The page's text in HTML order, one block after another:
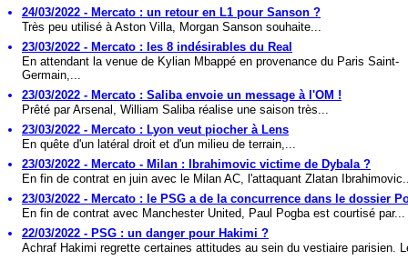
24/03/2022 - Mercato : un retour en L1 pour Sanson ?
Très peu utilisé à Aston Villa, Morgan Sanson souhaite...
23/03/2022 - Mercato : les 8 indésirables du Real
En attendant la venue de Kylian Mbappé en provenance du Paris Saint-
Germain,...
23/03/2022 - Mercato : Saliba envoie un message à l'OM !
Prêté par Arsenal, William Saliba réalise une saison très...
23/03/2022 - Mercato : Lyon veut piocher à Lens
En quête d'un latéral droit et d'un milieu de terrain,...
23/03/2022 - Mercato - Milan : Ibrahimovic victime de Dybala ?
En fin de contrat en juin avec le Milan AC, l'attaquant Zlatan
23/03/2022 - Mercato : le PSG a de la concurrence dans le dossier
En fin de contrat avec Manchester United, Paul Pogba est courtisé par...
22/03/2022 - PSG : un danger pour Hakimi ?
Achraf Hakimi regrette certaines attitudes au sein du vestiaire parisien.